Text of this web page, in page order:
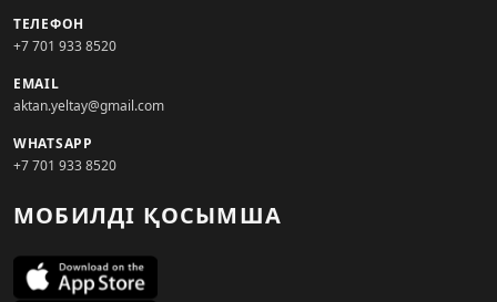
ТЕЛЕФОН
+7 701 933 8520
EMAIL
aktan.yeltay@gmail.com
WHATSAPP
+7 701 933 8520
МОБИЛДІ ҚОСЫМША